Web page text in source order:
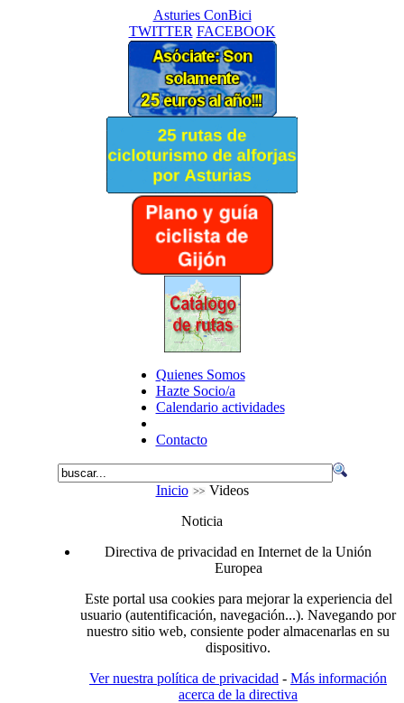
Asturies ConBici
TWITTER FACEBOOK
Quienes Somos
Hazte Socio/a
Calendario actividades
Contacto
Inicio
Videos
Noticia
Directiva de privacidad en Internet de la Unión
Europea
Este portal usa cookies para mejorar la experiencia del
usuario (autentificación, navegación...). Navegando por
nuestro sitio web, consiente poder almacenarlas en su
dispositivo.
Ver nuestra política de privacidad - Más información
acerca de la directiva